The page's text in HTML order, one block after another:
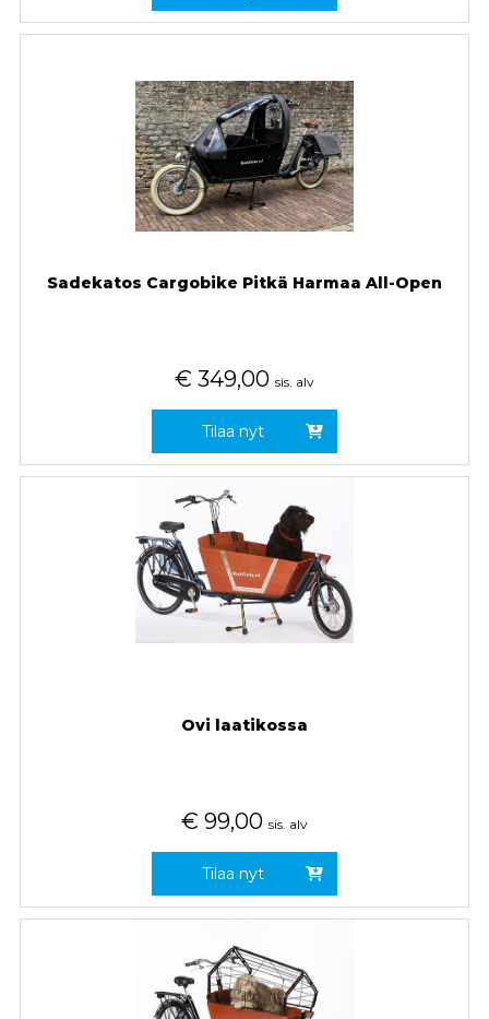
Sadekatos Cargobike Pitkä Harmaa All-Open
€ 349,00 sis. alv
Tilaa nyt
Ovi laatikossa
€ 99,00 sis. alv
Tilaa nyt